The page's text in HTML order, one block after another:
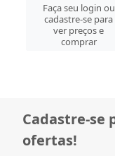
Faça seu login ou
cadastre-se para
ver preços e
comprar
Cadastre-se
ofertas!